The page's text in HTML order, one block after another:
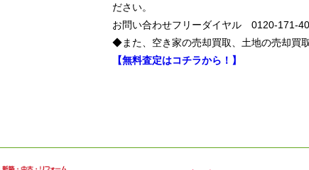
ださい。
お問い合わせフリーダイヤル 0120-171-
◆また、空き家の売却買取、土地の売却買
【無料査定はコチラから！】